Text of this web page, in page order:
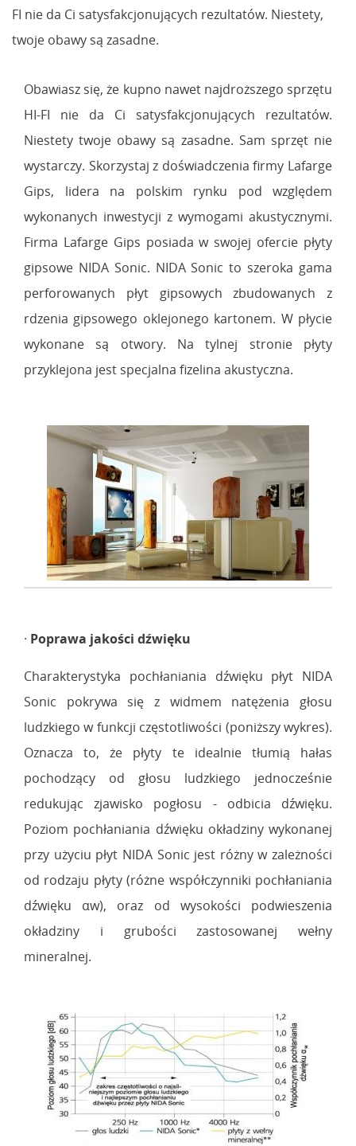
FI nie da Ci satysfakcjonujących rezultatów. Niestety,
twoje obawy są zasadne.
Obawiasz się, że kupno nawet najdroższego sprzętu
HI-FI nie da Ci satysfakcjonujących rezultatów.
Niestety twoje obawy są zasadne. Sam sprzęt nie
wystarczy. Skorzystaj z doświadczenia firmy Lafarge
Gips, lidera na polskim rynku pod względem
wykonanych inwestycji z wymogami akustycznymi.
Firma Lafarge Gips posiada w swojej ofercie płyty
gipsowe NIDA Sonic. NIDA Sonic to szeroka gama
perforowanych płyt gipsowych zbudowanych z
rdzenia gipsowego oklejonego kartonem. W płycie
wykonane są otwory. Na tylnej stronie płyty
przyklejona jest specjalna fizelina akustyczna.
· Poprawa jakości dźwięku
Charakterystyka pochłaniania dźwięku płyt NIDA
Sonic pokrywa się z widmem natężenia głosu
ludzkiego w funkcji częstotliwości (poniższy wykres).
Oznacza to, że płyty te idealnie tłumią hałas
pochodzący od głosu ludzkiego jednocześnie
redukując zjawisko pogłosu - odbicia dźwięku.
Poziom pochłaniania dźwięku okładziny wykonanej
przy użyciu płyt NIDA Sonic jest różny w zależności
od rodzaju płyty (różne współczynniki pochłaniania
dźwięku αw), oraz od wysokości podwieszenia
okładziny i grubości zastosowanej wełny
mineralnej.